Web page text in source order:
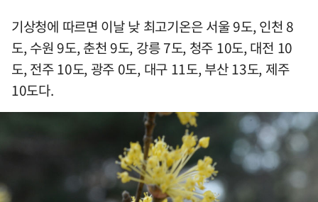
기상청에 따르면 이날 낮 최고기온은 서울 9도, 인천 8
도, 수원 9도, 춘천 9도, 강릉 7도, 청주 10도, 대전 10
도, 전주 10도, 광주 0도, 대구 11도, 부산 13도, 제주
10도다.